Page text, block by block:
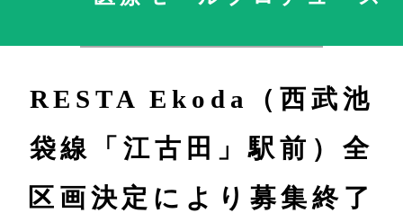
RESTA Ekoda（西武池
袋線「江古田」駅前）全
区画決定により募集終了